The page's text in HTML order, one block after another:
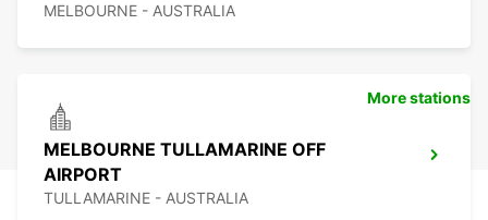
MELBOURNE - AUSTRALIA
MELBOURNE TULLAMARINE OFF
AIRPORT
TULLAMARINE - AUSTRALIA
More stations